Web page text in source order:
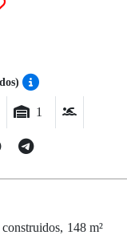
1
148 m²